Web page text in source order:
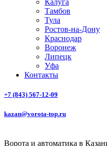
Калуга
Тамбов
Тула
Ростов-на-Дону
Краснодар
Воронеж
Липецк
Уфа
Контакты
+7 (843) 567-12-09
kazan@vorota-top.ru
Ворота и автоматика в